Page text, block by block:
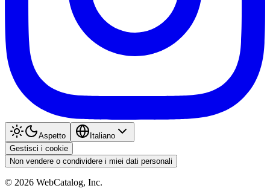
Aspetto
Italiano
Gestisci i cookie
Non vendere o condividere i miei dati personali
© 2026 WebCatalog, Inc.